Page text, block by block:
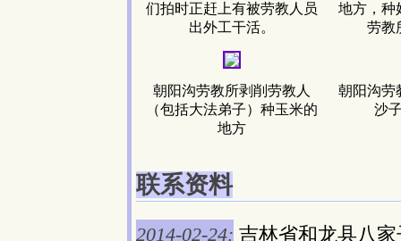
们拍时正赶上有被劳教人员
出外工干活。
地方，种
劳教
朝阳沟劳教所剥削劳教人
（包括大法弟子）种玉米的
地方
朝阳沟劳
沙
联系资料
2014-02-24: 吉林省和龙县八